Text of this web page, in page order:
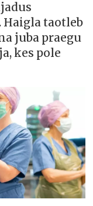
taotleb
juba praegu
kes pole